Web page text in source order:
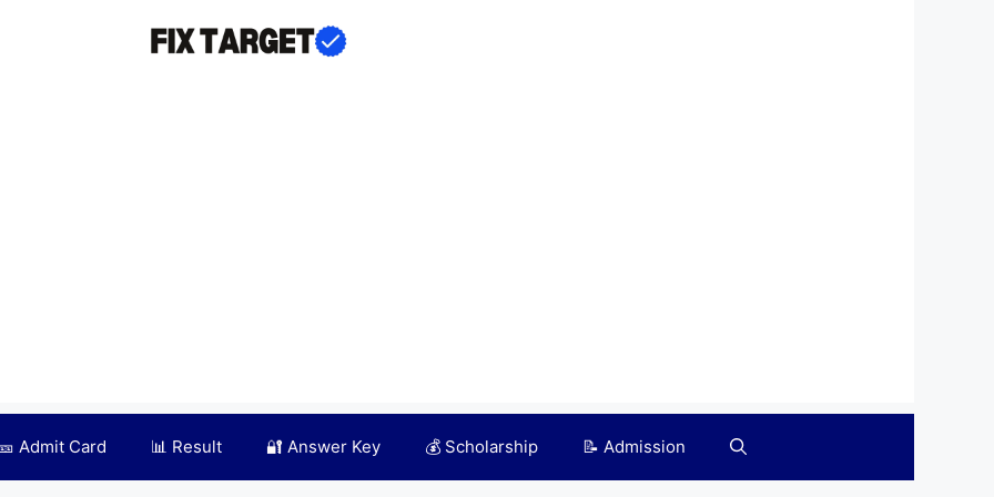
🎫 Admit Card 📊 Result 🔐 Answer Key 💰 Scholarship 📝 Admission